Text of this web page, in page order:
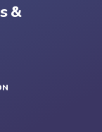
&